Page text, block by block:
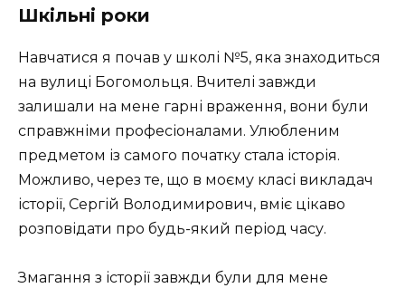
Шкільні роки
Навчатися я почав у школі №5, яка знаходиться
на вулиці Богомольця. Вчителі завжди
залишали на мене гарні враження, вони були
справжніми професіоналами. Улюбленим
предметом із самого початку стала історія.
Можливо, через те, що в моєму класі викладач
історії, Сергій Володимирович, вміє цікаво
розповідати про будь-який період часу.
Змагання з історії завжди були для мене